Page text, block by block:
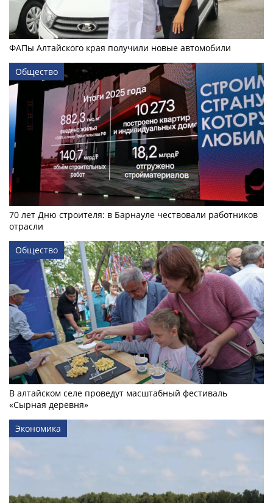
ФАПы Алтайского края получили новые автомобили
Общество
70 лет Дню строителя: в Барнауле чествовали работников
отрасли
Общество
В алтайском селе проведут масштабный фестиваль
«Сырная деревня»
Экономика